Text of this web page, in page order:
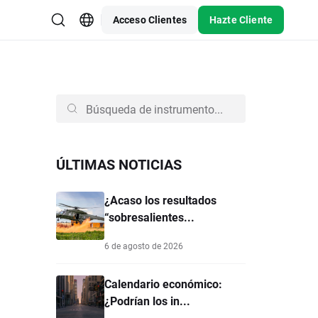
Acceso Clientes Hazte Cliente
ÚLTIMAS NOTICIAS
¿Acaso los resultados
“sobresalientes...
6 de agosto de 2026
Calendario económico:
¿Podrían los in...